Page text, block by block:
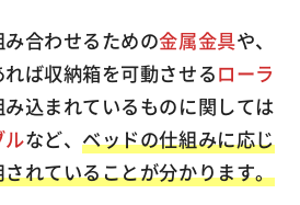
合わせるための金属金具や、
ば収納箱を可動させるローラ
込まれているものに関しては
ルなど、ベッドの仕組みに応じ
れていることが分かります。